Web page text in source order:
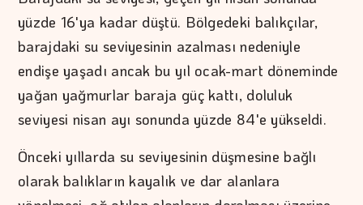
yüzde 16'ya kadar düştü. Bölgedeki balıkçılar,
barajdaki su seviyesinin azalması nedeniyle
endişe yaşadı ancak bu yıl ocak-mart döneminde
yağan yağmurlar baraja güç kattı, doluluk
seviyesi nisan ayı sonunda yüzde 84'e yükseldi.
Önceki yıllarda su seviyesinin düşmesine bağlı
olarak balıkların kayalık ve dar alanlara